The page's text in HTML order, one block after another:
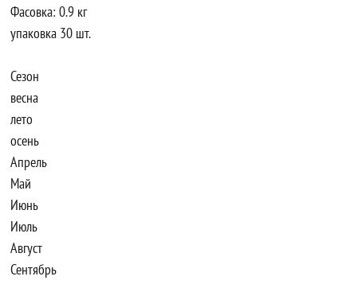
Фасовка: 0.9 кг
упаковка 30 шт.
Сезон
весна
лето
осень
Апрель
Май
Июнь
Июль
Август
Сентябрь